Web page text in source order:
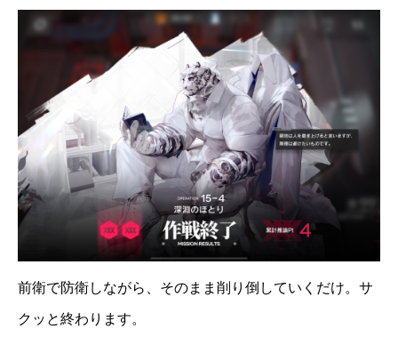
前衛で防衛しながら、そのまま削り倒していくだけ。サ
クッと終わります。